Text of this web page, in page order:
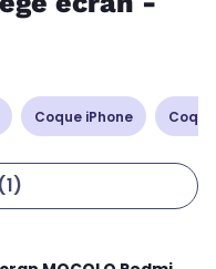
Coque iPhone
(1)